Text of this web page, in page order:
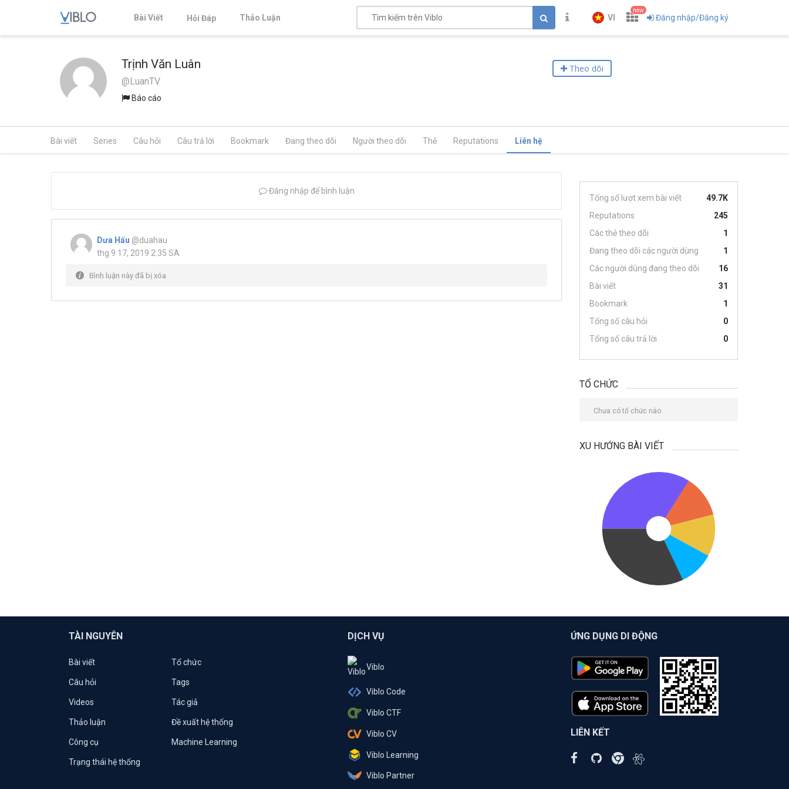
Bài Viết Hỏi Đáp Thảo Luận VI
new
Đăng nhập/Đăng ký
Trịnh Văn Luân
@LuanTV
Báo cáo
Theo dõi
Bài viết Series Câu hỏi Câu trả lời Bookmark Đang theo dõi Người theo dõi Thẻ Reputations Liên hệ
Đăng nhập để bình luận
Dưa Hấu @duahau
thg 9 17, 2019 2:35 SA
Bình luận này đã bị xóa
Tổng số lượt xem bài viết
49.7K
Reputations
245
Các thẻ theo dõi
1
Đang theo dõi các người dùng
1
Các người dùng đang theo dõi
16
Bài viết
31
Bookmark
1
Tổng số câu hỏi
0
Tổng số câu trả lời
0
TỔ CHỨC
Chưa có tổ chức nào.
XU HƯỚNG BÀI VIẾT
TÀI NGUYÊN
Bài viết Tổ chức
Câu hỏi Tags
Videos Tác giả
Thảo luận Đề xuất hệ thống
Công cụ Machine Learning
Trạng thái hệ thống
DỊCH VỤ
Viblo
Viblo Code
Viblo CTF
Viblo CV
Viblo Learning
Viblo Partner
ỨNG DỤNG DI ĐỘNG
LIÊN KẾT